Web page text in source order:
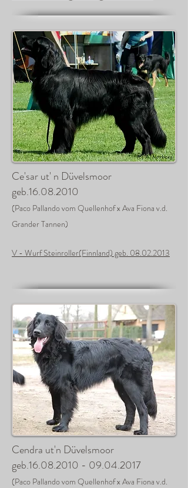
Ce'sar ut' n Düvelsmoor
geb.16.08.2010
(Paco Pallando vom Quellenhof x Ava Fiona v.d.
Grander Tannen)
V - Wurf Steinroller(Finnland) geb. 08.02.2013
Cendra ut'n Düvelsmoor
geb.16.08.2010 - 09.04.2017
(Paco Pallando vom Quellenhof x Ava Fiona v.d.